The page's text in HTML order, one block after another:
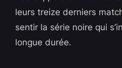
leurs treize derniers
sentir la série noire qui
longue durée.